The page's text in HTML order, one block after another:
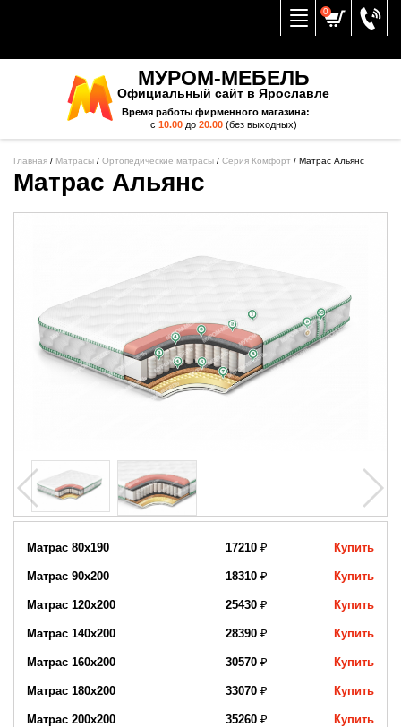
0
МУРОМ-МЕБЕЛЬ
Официальный сайт в Ярославле
Время работы фирменного магазина:
с 10.00до 20.00(без выходных)
Главная / Матрасы / Ортопедические матрасы / Серия Комфорт / Матрас Альянс
Матрас Альянс
Матрас 80x190 17210 ₽ Купить
Матрас 90х200 18310 ₽ Купить
Матрас 120х200 25430 ₽ Купить
Матрас 140х200 28390 ₽ Купить
Матрас 160х200 30570 ₽ Купить
Матрас 180х200 33070 ₽ Купить
Матрас 200х200 35260 ₽ Купить